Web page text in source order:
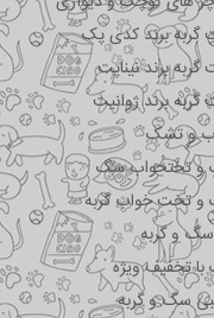
گربه برند کدی پک
برند نیناپت
برند ژوانیت
و تشک
تختحواب سگ
تخت خواب گربه
سگ و گربه
تخفیف ویژه
سگ و گربه